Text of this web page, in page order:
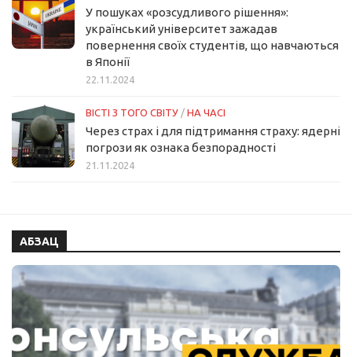
У пошуках «розсудливого рішення»:
український університет зажадав
повернення своїх студентів, що навчаються
в Японії
22.11.2024
ВІСТІ З ТОГО СВІТУ / НА ЧАСІ
Через страх і для підтримання страху: ядерні
погрози як ознака безпорадності
21.11.2024
АБЗАЦ